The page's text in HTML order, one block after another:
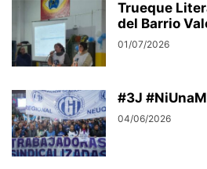
Trueque
del Barrio
01/07/2026
#3J
04/06/2026